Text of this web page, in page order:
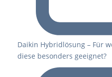
Daikin Hybridlösung – Für
diese besonders geeignet?